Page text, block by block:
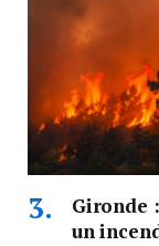
Gironde
un